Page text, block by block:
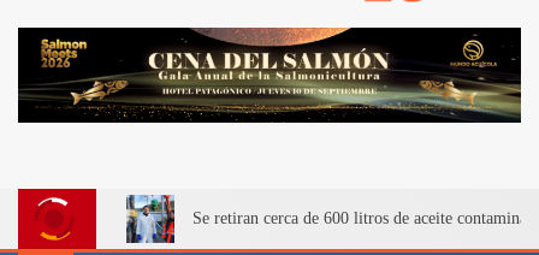
Se retiran cerca de 600 litros de aceite